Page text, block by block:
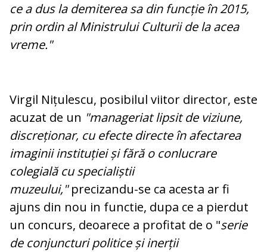
ce a dus la demiterea sa din funcție în 2015,
prin ordin al Ministrului Culturii de la acea
vreme."
Virgil Nițulescu, posibilul viitor director, este
acuzat de un "manageriat lipsit de viziune,
discreționar, cu efecte directe în afectarea
imaginii instituției și fără o conlucrare
colegială cu specialiștii
muzeului,"precizandu-se ca acesta ar fi
ajuns din nou in functie, dupa ce a pierdut
un concurs, deoarece a profitat de o "serie
de conjuncturi politice și inerții